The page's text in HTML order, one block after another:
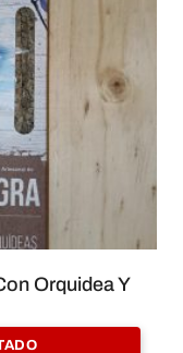
Orquidea Y